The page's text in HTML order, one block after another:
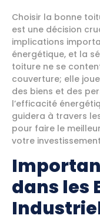
Choisir la bonne
est une décision
implications
énergétique, et la
toiture ne se
couverture; elle
des biens et des
l’efficacité
guidera à travers
pour faire le
votre
dans les